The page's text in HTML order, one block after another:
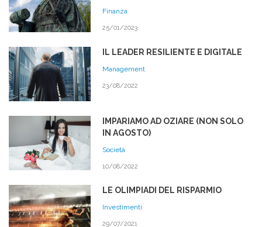
Finanza
25/01/2023
IL LEADER RESILIENTE E DIGITALE
Management
23/08/2022
IMPARIAMO AD OZIARE (NON SOLO
IN AGOSTO)
Società
10/08/2022
LE OLIMPIADI DEL RISPARMIO
Investimenti
29/07/2021